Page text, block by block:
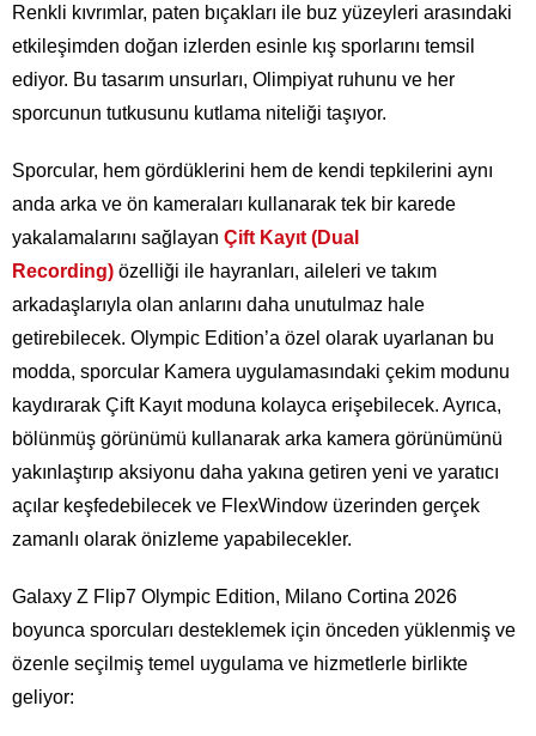
Renkli kıvrımlar, paten bıçakları ile buz yüzeyleri arasındaki
etkileşimden doğan izlerden esinle kış sporlarını temsil
ediyor. Bu tasarım unsurları, Olimpiyat ruhunu ve her
sporcunun tutkusunu kutlama niteliği taşıyor.
Sporcular, hem gördüklerini hem de kendi tepkilerini aynı
anda arka ve ön kameraları kullanarak tek bir karede
yakalamalarını sağlayan Çift Kayıt (Dual
Recording) özelliği ile hayranları, aileleri ve takım
arkadaşlarıyla olan anlarını daha unutulmaz hale
getirebilecek. Olympic Edition’a özel olarak uyarlanan bu
modda, sporcular Kamera uygulamasındaki çekim modunu
kaydırarak Çift Kayıt moduna kolayca erişebilecek. Ayrıca,
bölünmüş görünümü kullanarak arka kamera görünümünü
yakınlaştırıp aksiyonu daha yakına getiren yeni ve yaratıcı
açılar keşfedebilecek ve FlexWindow üzerinden gerçek
zamanlı olarak önizleme yapabilecekler.
Galaxy Z Flip7 Olympic Edition, Milano Cortina 2026
boyunca sporcuları desteklemek için önceden yüklenmiş ve
özenle seçilmiş temel uygulama ve hizmetlerle birlikte
geliyor: